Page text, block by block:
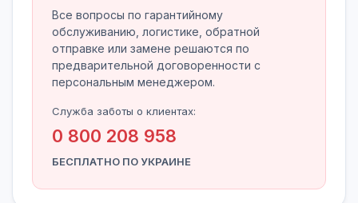
Все вопросы по гарантийному
обслуживанию, логистике, обратной
отправке или замене решаются по
предварительной договоренности с
персональным менеджером.
Служба заботы о клиентах:
0 800 208 958
БЕСПЛАТНО ПО УКРАИНЕ